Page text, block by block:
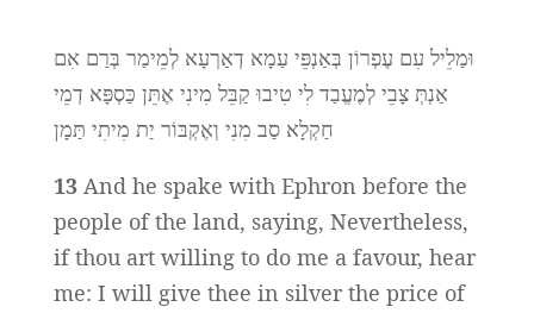
וּמַלֵיל עִם עֶפְרוֹן בְּאַנְפֵּי עַמָא דְאַרְעָא לְמֵימַר בְּרַם אִם
אַנְתְּ צָבֵי לְמֶעֱבַד לִי טִיבוּ קַבֵּל מִינִי אֶתֵּן כַּסְפָּא דְמֵי
חַקְלָא סַב מִנִי וְאֶקְבּוֹר יַת מִיתִי תַּמָן
13 And he spake with Ephron before the
people of the land, saying, Nevertheless,
if thou art willing to do me a favour, hear
me: I will give thee in silver the price of